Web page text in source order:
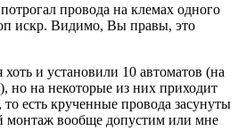
провода на клемах одного
искр. Видимо, Вы правы, это
и установили 10 автоматов (на
но на некоторые из них приходит
есть крученные провода засунуты
монтаж вообще допустим или мне